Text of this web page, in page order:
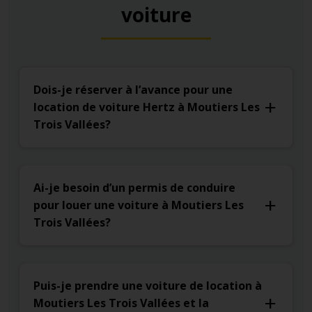
voiture
Dois-je réserver à l’avance pour une
location de voiture Hertz à Moutiers Les
Trois Vallées?
Ai-je besoin d’un permis de conduire
pour louer une voiture à Moutiers Les
Trois Vallées?
Puis-je prendre une voiture de location à
Moutiers Les Trois Vallées et la